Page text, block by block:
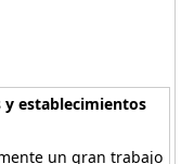
establecimientos
un gran trabajo